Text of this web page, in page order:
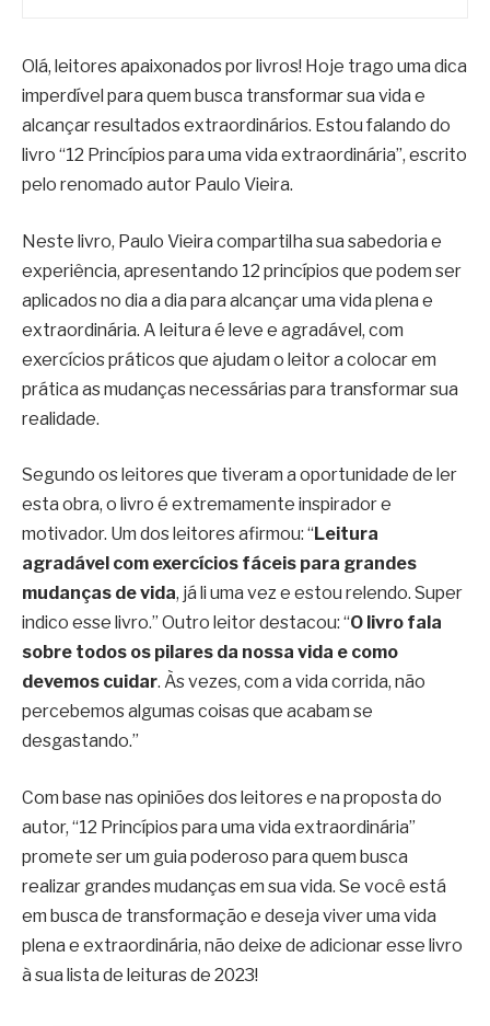
Olá, leitores apaixonados por livros! Hoje trago uma dica
imperdível para quem busca transformar sua vida e
alcançar resultados extraordinários. Estou falando do
livro “12 Princípios para uma vida extraordinária”, escrito
pelo renomado autor Paulo Vieira.
Neste livro, Paulo Vieira compartilha sua sabedoria e
experiência, apresentando 12 princípios que podem ser
aplicados no dia a dia para alcançar uma vida plena e
extraordinária. A leitura é leve e agradável, com
exercícios práticos que ajudam o leitor a colocar em
prática as mudanças necessárias para transformar sua
realidade.
Segundo os leitores que tiveram a oportunidade de ler
esta obra, o livro é extremamente inspirador e
motivador. Um dos leitores afirmou: “Leitura
agradável com exercícios fáceis para grandes
mudanças de vida, já li uma vez e estou relendo. Super
indico esse livro.” Outro leitor destacou: “O livro fala
sobre todos os pilares da nossa vida e como
devemos cuidar. Às vezes, com a vida corrida, não
percebemos algumas coisas que acabam se
desgastando.”
Com base nas opiniões dos leitores e na proposta do
autor, “12 Princípios para uma vida extraordinária”
promete ser um guia poderoso para quem busca
realizar grandes mudanças em sua vida. Se você está
em busca de transformação e deseja viver uma vida
plena e extraordinária, não deixe de adicionar esse livro
à sua lista de leituras de 2023!